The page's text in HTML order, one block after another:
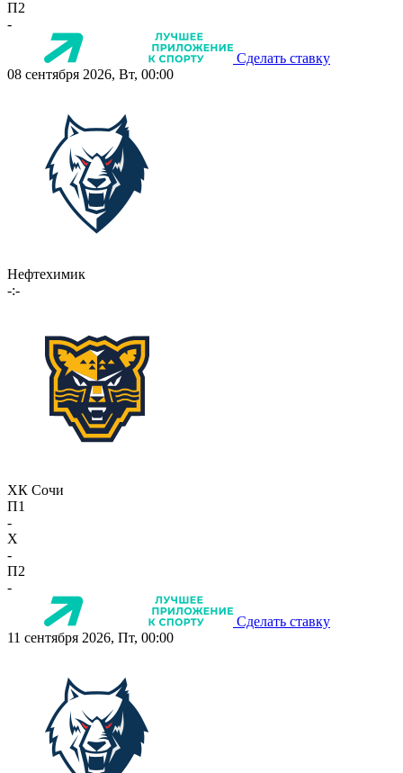
П2
-
Сделать ставку
08 сентября 2026, Вт, 00:00
Нефтехимик
-:-
ХК Сочи
П1
-
X
-
П2
-
Сделать ставку
11 сентября 2026, Пт, 00:00